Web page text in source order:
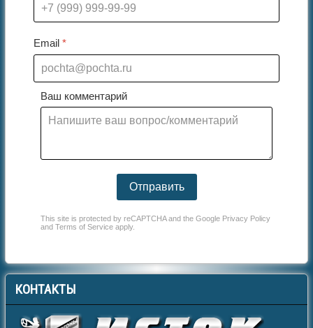
Email *
Ваш комментарий
Отправить
This site is protected by reCAPTCHA and the Google Privacy Policy
and Terms of Service apply.
КОНТАКТЫ